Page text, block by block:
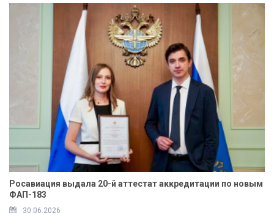
Росавиация выдала 20-й аттестат аккредитации по новым
ФАП-183
30.06.2026